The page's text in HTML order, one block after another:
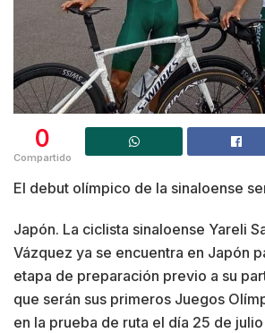
0
Compartido
El debut olímpico de la sinaloense
Japón. La ciclista sinaloense Yareli
Vázquez ya se encuentra en Japón
etapa de preparación previo a su
que serán sus primeros Juegos
en la prueba de ruta el día 25 de